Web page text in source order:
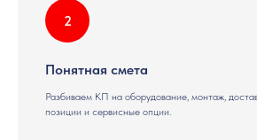
Понятная смета
Разбиваем КП на оборудование, монтаж,
позиции и сервисные опции.